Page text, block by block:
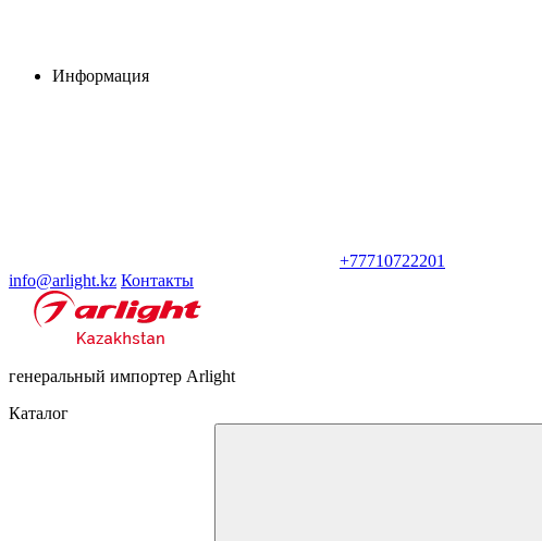
Информация
+77710722201
info@arlight.kz Контакты
генеральный импортер Arlight
Каталог